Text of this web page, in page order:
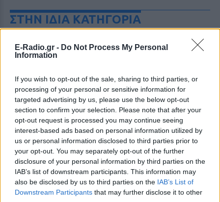
E-Radio.gr - Do Not Process My Personal
Information
If you wish to opt-out of the sale, sharing to third parties, or
processing of your personal or sensitive information for
targeted advertising by us, please use the below opt-out
section to confirm your selection. Please note that after your
opt-out request is processed you may continue seeing
interest-based ads based on personal information utilized by
us or personal information disclosed to third parties prior to
your opt-out. You may separately opt-out of the further
disclosure of your personal information by third parties on the
IAB’s list of downstream participants. This information may
also be disclosed by us to third parties on the IAB’s List of
Downstream Participants that may further disclose it to other
ΣΤΗΝ ΙΔΙΑ ΚΑΤΗΓΟΡΙΑ
«Δεν θα το ξεχάσω όσο ζω»: Η
συγκλονιστική εξομολόγηση
ΣΉΜΕΡΑ
Η τραγουδίστρια περιέγραψε μέσα από
το Instagram μια εμπειρία που λέει πως
έζησε όταν ο γιος της νοσηλευόταν στο
νοσοκομείο της Αρτας.
Η Ιωάννα Τούνη δημοσίευσε
υλικό από τις διακοπές της στη
Μύκονο: Όσο και αν έχω
ταξιδέψει, αυτός είναι ο
αγαπημένος μου προορισμός
ΣΉΜΕΡΑ